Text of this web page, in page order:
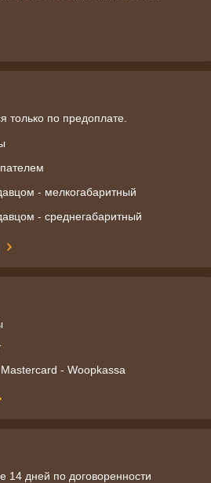
только по предоплате.
- мелкогабаритный
- среднегабаритный
- Woopkassa
14 дней по договоренности